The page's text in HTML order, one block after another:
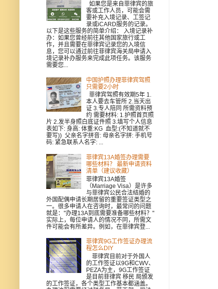
如果您是来自菲律宾的旅
客或工作人员，可能会需
要补充入境记录、工签记
录或iCARD服务的记录。
以下是这些服务的简单介绍： 入境记录补
办：如果您曾经前往其他国家旅行或工
作，并且需要在菲律宾记录您的入境信
息，您可以通过前往菲律宾海关局申请入
境记录补办服务来完成此项任务。该服务
需要您...
中国护照办理菲律宾驾照
只需要2小时
菲律宾驾照有效期5年 1.
本人要去车管所 2.当天出
证 3.专人陪同 所需资料预
约 需要材料: 1.护照首页照
片 2.发半身照白底证件照 3.填写个人信息
表如下: 身高: 体重:KG 血型:(不知道就不
要写)) 父亲名字拼音: 母亲名字拼: 手机号
码: 紧急联系人名字: ...
菲律宾13A婚签办理需要
哪些材料？ 最新申请资料
清单（建议收藏）
菲律宾13A婚签
（Marriage Visa）是许多
与菲律宾公民合法结婚的
外国配偶申请长期居留的重要签证类型之
一。很多申请人在咨询时，最常问的问题
就是："办理13A到底需要准备哪些材料？"
实际上，每位申请人的情况不同，所需文
件可能会有所差异。例如，在菲律宾登...
菲律宾9G工作签证办理流
程怎么DIY
菲律宾目前对于外国人
的工作签证以9G和CWV、
PEZA为主，9G工作签证
是目前菲律宾 移民 局颁发
的工作签证，各个类型工作基本都涵盖。